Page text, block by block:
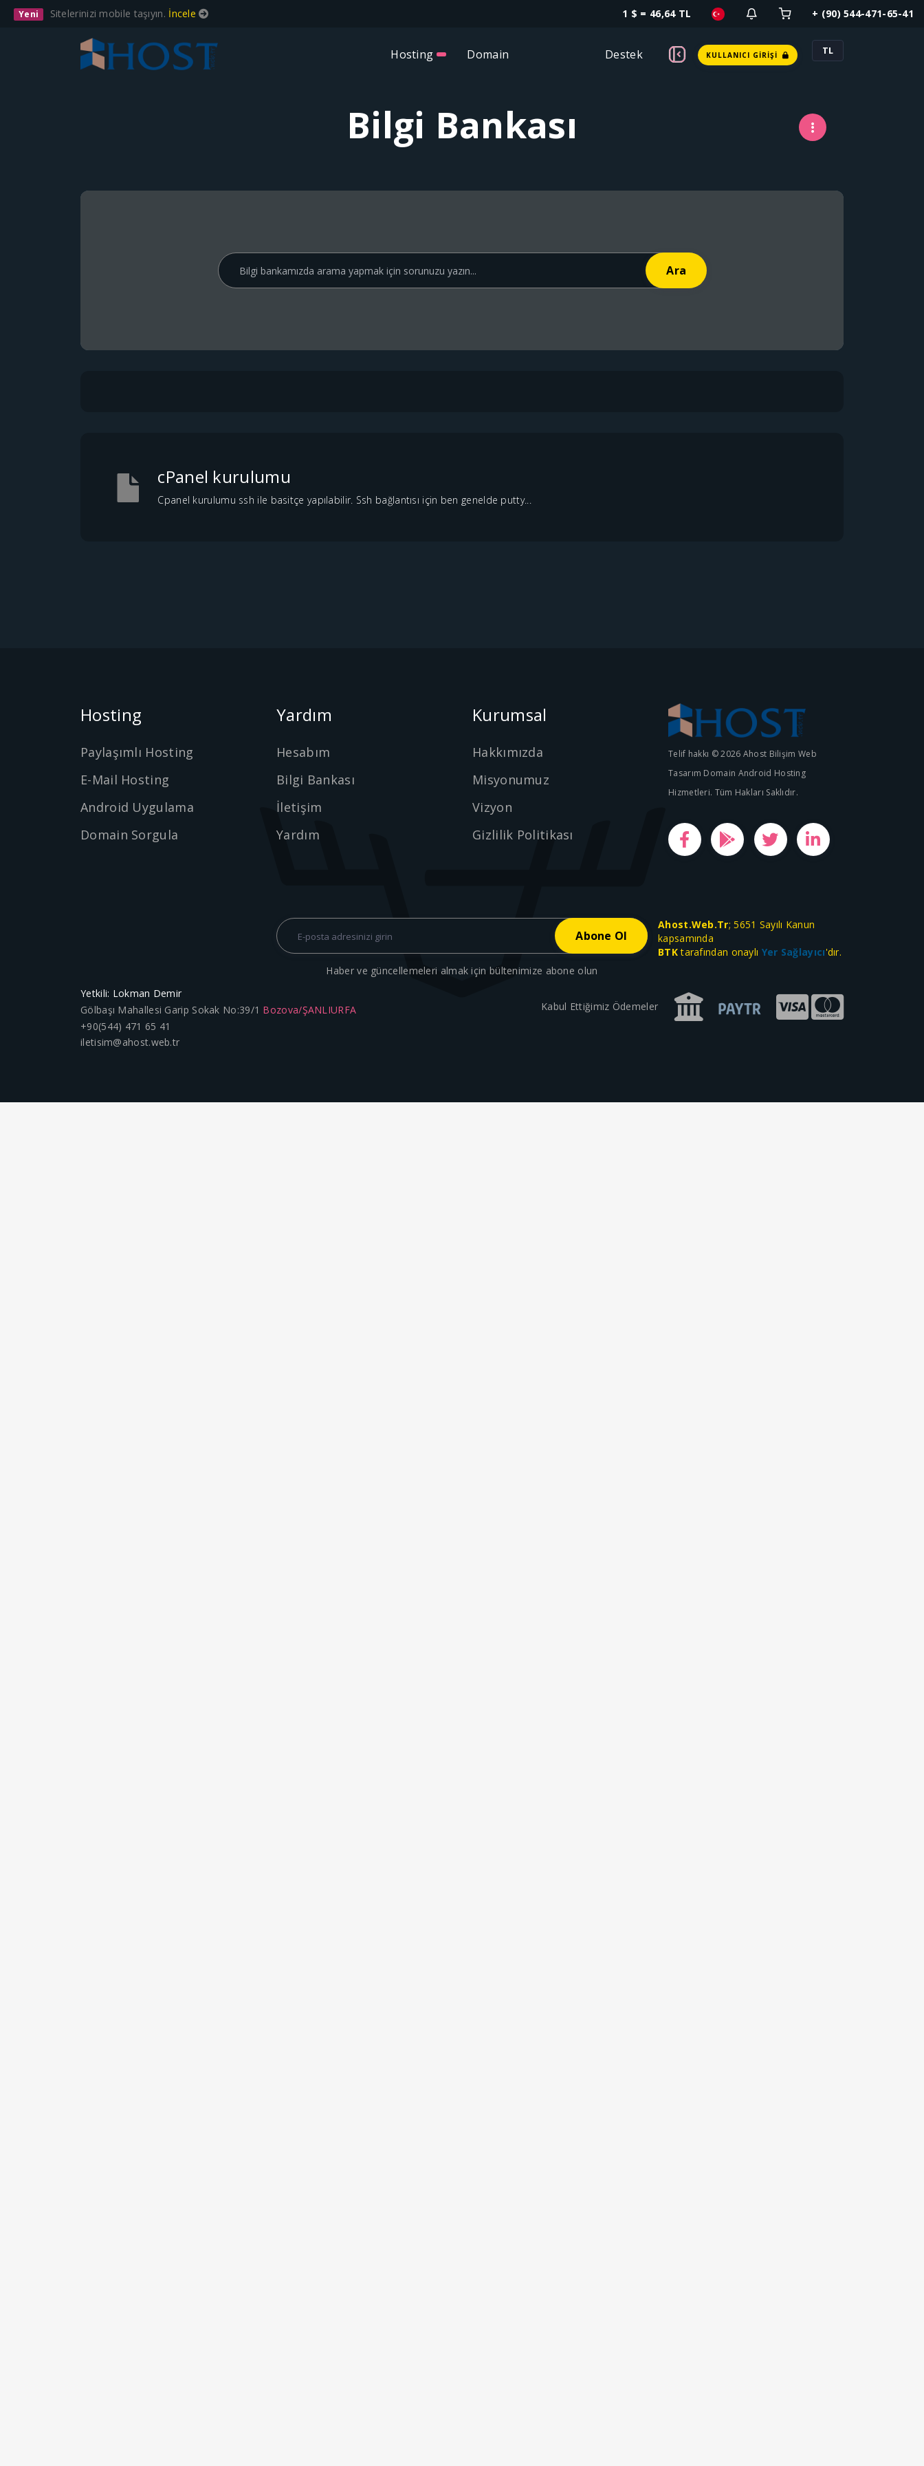
Yeni Sitelerinizi mobile taşıyın. İncele 1 $ = 46,64 TL + (90) 544-471-65-41
Hosting Domain Destek KULLANICI GIRIŞI TL
Bilgi Bankası
cPanel kurulumu
Cpanel kurulumu ssh ile basitçe yapılabilir. Ssh bağlantısı için ben genelde putty...
Hosting
Paylaşımlı Hosting
E-Mail Hosting
Android Uygulama
Domain Sorgula
Yardım
Hesabım
Bilgi Bankası
İletişim
Yardım
Kurumsal
Hakkımızda
Misyonumuz
Vizyon
Gizlilik Politikası
Telif hakkı © 2026 Ahost Bilişim Web
Tasarım Domain Android Hosting
Hizmetleri. Tüm Hakları Saklıdır.
Haber ve güncellemeleri almak için bültenimize abone olun
Ahost.Web.Tr; 5651 Sayılı Kanun
kapsamında
BTKtarafından onaylı Yer Sağlayıcı'dır.
Yetkili: Lokman Demir
Gölbaşı Mahallesi Garip Sokak No:39/1 Bozova/ŞANLIURFA
+90(544) 471 65 41
iletisim@ahost.web.tr
Kabul Ettiğimiz Ödemeler